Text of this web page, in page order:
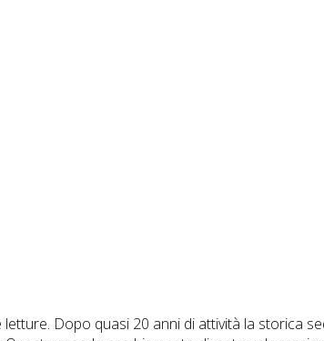
Dopo quasi 20 anni di attività la storica